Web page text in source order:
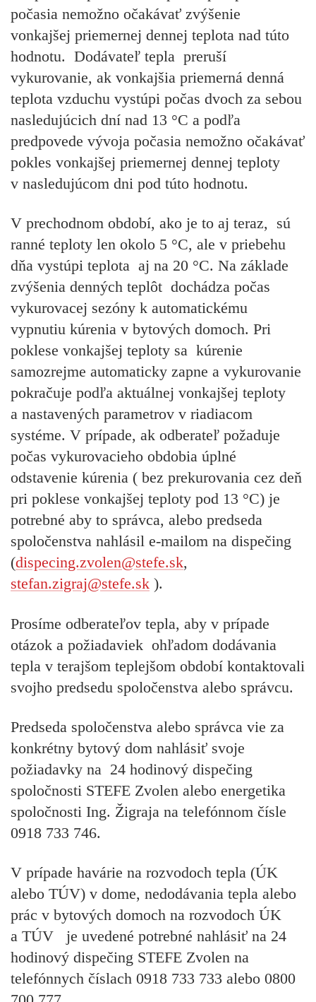
počasia nemožno očakávať zvýšenie
vonkajšej priemernej dennej teplota nad túto
hodnotu. Dodávateľ tepla preruší
vykurovanie, ak vonkajšia priemerná denná
teplota vzduchu vystúpi počas dvoch za sebou
nasledujúcich dní nad 13 °C a podľa
predpovede vývoja počasia nemožno očakávať
pokles vonkajšej priemernej dennej teploty
v nasledujúcom dni pod túto hodnotu.
V prechodnom období, ako je to aj teraz, sú
ranné teploty len okolo 5 °C, ale v priebehu
dňa vystúpi teplota aj na 20 °C. Na základe
zvýšenia denných teplôt dochádza počas
vykurovacej sezóny k automatickému
vypnutiu kúrenia v bytových domoch. Pri
poklese vonkajšej teploty sa kúrenie
samozrejme automaticky zapne a vykurovanie
pokračuje podľa aktuálnej vonkajšej teploty
a nastavených parametrov v riadiacom
systéme. V prípade, ak odberateľ požaduje
počas vykurovacieho obdobia úplné
odstavenie kúrenia ( bez prekurovania cez deň
pri poklese vonkajšej teploty pod 13 °C) je
potrebné aby to správca, alebo predseda
spoločenstva nahlásil e-mailom na dispečing
(dispecing.zvolen@stefe.sk,
stefan.zigraj@stefe.sk ).
Prosíme odberateľov tepla, aby v prípade
otázok a požiadaviek ohľadom dodávania
tepla v terajšom teplejšom období kontaktovali
svojho predsedu spoločenstva alebo správcu.
Predseda spoločenstva alebo správca vie za
konkrétny bytový dom nahlásiť svoje
požiadavky na 24 hodinový dispečing
spoločnosti STEFE Zvolen alebo energetika
spoločnosti Ing. Žigraja na telefónnom čísle
0918 733 746.
V prípade havárie na rozvodoch tepla (ÚK
alebo TÚV) v dome, nedodávania tepla alebo
prác v bytových domoch na rozvodoch ÚK
a TÚV je uvedené potrebné nahlásiť na 24
hodinový dispečing STEFE Zvolen na
telefónnych číslach 0918 733 733 alebo 0800